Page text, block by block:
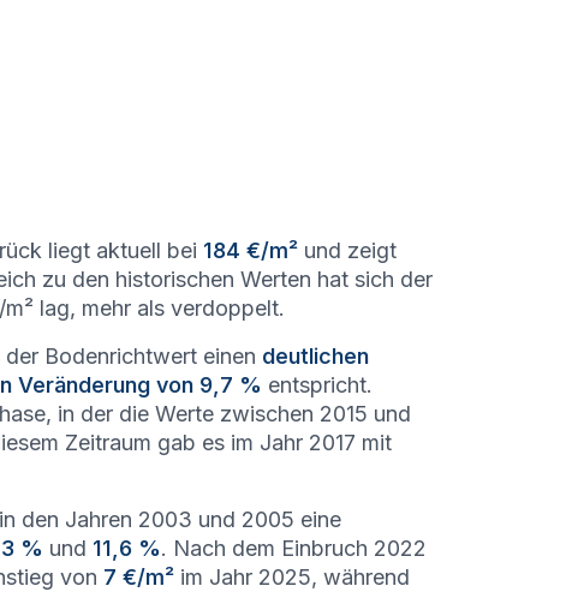
liegt aktuell bei 184 €/m² und zeigt
zu den historischen Werten hat sich der
lag, mehr als verdoppelt.
Bodenrichtwert einen deutlichen
Veränderung von 9,7 % entspricht.
in der die Werte zwischen 2015 und
Zeitraum gab es im Jahr 2017 mit
den Jahren 2003 und 2005 eine
% und 11,6 %. Nach dem Einbruch 2022
von 7 €/m² im Jahr 2025, während